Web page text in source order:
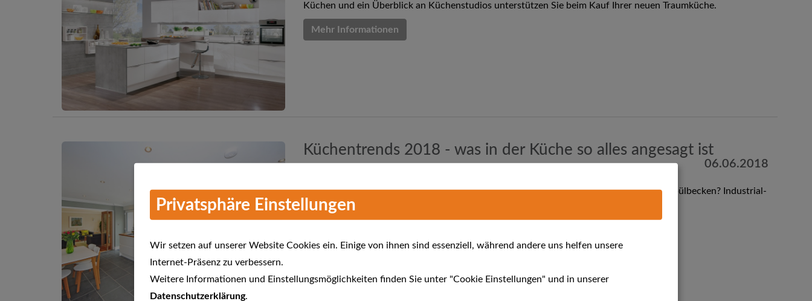
Küchen und ein Überblick an Küchenstudios unterstützen Sie beim Kauf Ihrer neuen Traumküche.
Mehr Informationen
Küchentrends 2018 - was in der Küche so alles angesagt ist
06.06.2018
Küchentrend 2018? Ist es "Nachhaltigkeit und Umweltbewusstsein"? Ein extra großes Spülbecken? Industrial-
Style? Oder...? Wir zeigen Ihnen was in der Küche in 2018 so alles angesagt ist.
Privatsphäre Einstellungen
Wir setzen auf unserer Website Cookies ein. Einige von ihnen sind essenziell, während andere uns helfen unsere
Internet-Präsenz zu verbessern.
Weitere Informationen und Einstellungsmöglichkeiten finden Sie unter "Cookie Einstellungen" und in unserer
Datenschutzerklärung.